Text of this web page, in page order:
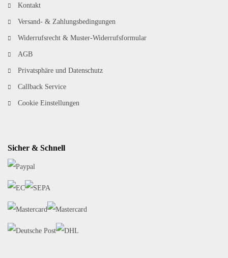
Kontakt
Versand- & Zahlungsbedingungen
Widerrufsrecht & Muster-Widerrufsformular
AGB
Privatsphäre und Datenschutz
Callback Service
Cookie Einstellungen
Sicher & Schnell